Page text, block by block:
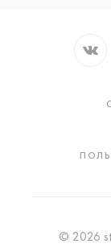
© 2026